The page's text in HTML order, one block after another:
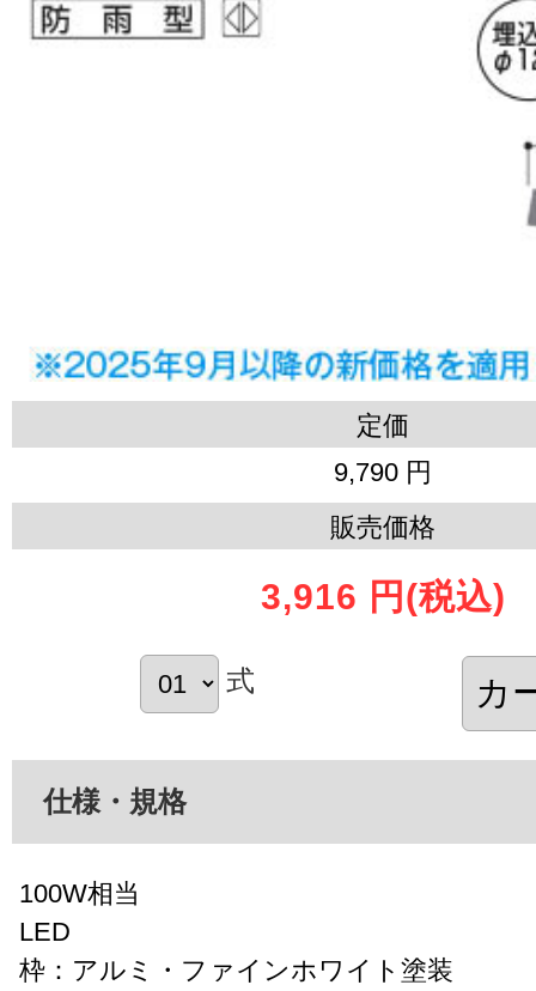
定価
9,790 円
販売価格
3,916 円 (税込)
式
仕様・規格
100W相当
LED
枠：アルミ・ファインホワイト塗装